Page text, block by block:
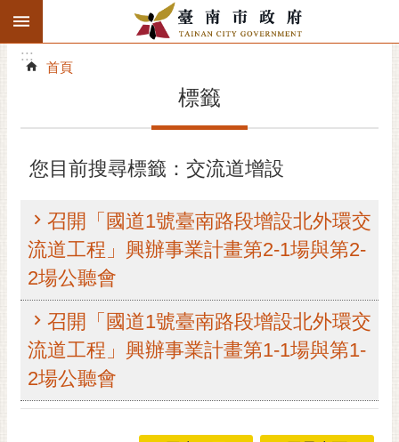
跳到主要內容區塊
搜
階
精彩府城
市府團隊
主題服務
市政資訊
市民互動
:::
:::
首頁
標籤
您目前搜尋標籤：交流道增設
召開「國道1號臺南路段增設北外環交
流道工程」興辦事業計畫第2-1場與第2-
2場公聽會
召開「國道1號臺南路段增設北外環交
流道工程」興辦事業計畫第1-1場與第1-
2場公聽會